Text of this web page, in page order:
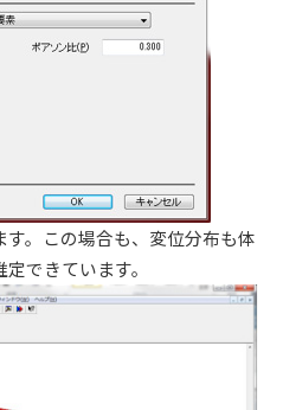
。この場合も、変位分布も体
できています。